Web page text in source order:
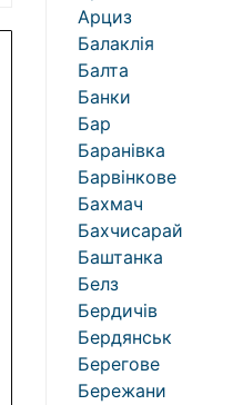
Арциз
Балаклія
Балта
Банки
Бар
Баранівка
Барвінкове
Бахмач
Бахчисарай
Баштанка
Белз
Бердичів
Бердянськ
Берегове
Бережани